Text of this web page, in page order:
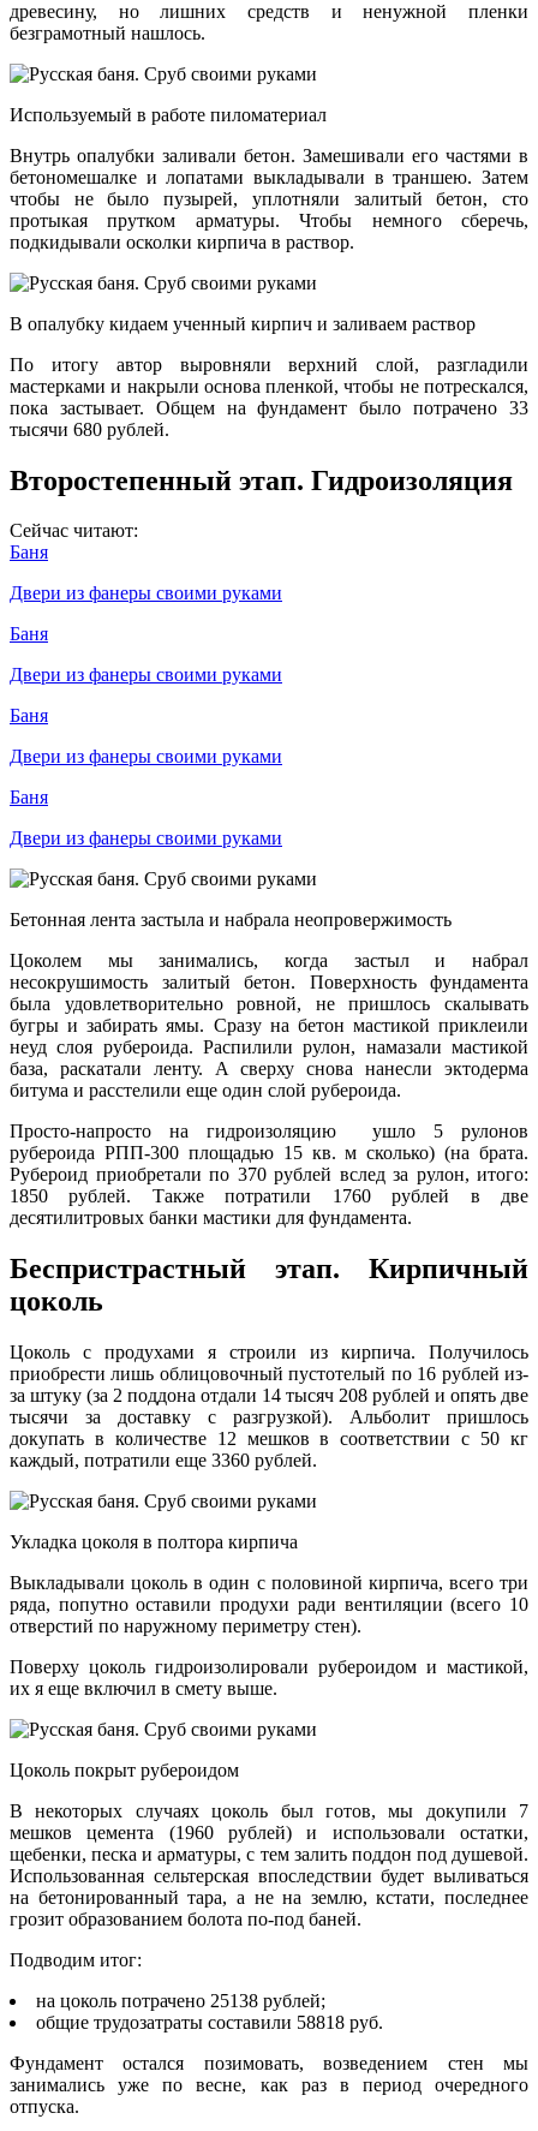
древесину, но лишних средств и ненужной пленки
безграмотный нашлось.
Используемый в работе пиломатериал
Внутрь опалубки заливали бетон. Замешивали его частями в
бетономешалке и лопатами выкладывали в траншею. Затем
чтобы не было пузырей, уплотняли залитый бетон, сто
протыкая прутком арматуры. Чтобы немного сберечь,
подкидывали осколки кирпича в раствор.
В опалубку кидаем ученный кирпич и заливаем раствор
По итогу автор выровняли верхний слой, разгладили
мастерками и накрыли основа пленкой, чтобы не потрескался,
пока застывает. Общем на фундамент было потрачено 33
тысячи 680 рублей.
Второстепенный этап. Гидроизоляция
Сейчас читают:
Баня
Двери из фанеры своими руками
Баня
Двери из фанеры своими руками
Баня
Двери из фанеры своими руками
Баня
Двери из фанеры своими руками
Бетонная лента застыла и набрала неопровержимость
Цоколем мы занимались, когда застыл и набрал
несокрушимость залитый бетон. Поверхность фундамента
была удовлетворительно ровной, не пришлось скалывать
бугры и забирать ямы. Сразу на бетон мастикой приклеили
неуд слоя рубероида. Распилили рулон, намазали мастикой
база, раскатали ленту. А сверху снова нанесли эктодерма
битума и расстелили еще один слой рубероида.
Просто-напросто на гидроизоляцию ушло 5 рулонов
рубероида РПП-300 площадью 15 кв. м сколько) (на брата.
Рубероид приобретали по 370 рублей вслед за рулон, итого:
1850 рублей. Также потратили 1760 рублей в две
десятилитровых банки мастики для фундамента.
Беспристрастный этап. Кирпичный
цоколь
Цоколь с продухами я строили из кирпича. Получилось
приобрести лишь облицовочный пустотелый по 16 рублей из-
за штуку (за 2 поддона отдали 14 тысяч 208 рублей и опять две
тысячи за доставку с разгрузкой). Альболит пришлось
докупать в количестве 12 мешков в соответствии с 50 кг
каждый, потратили еще 3360 рублей.
Укладка цоколя в полтора кирпича
Выкладывали цоколь в один с половиной кирпича, всего три
ряда, попутно оставили продухи ради вентиляции (всего 10
отверстий по наружному периметру стен).
Поверху цоколь гидроизолировали рубероидом и мастикой,
их я еще включил в смету выше.
Цоколь покрыт рубероидом
В некоторых случаях цоколь был готов, мы докупили 7
мешков цемента (1960 рублей) и использовали остатки,
щебенки, песка и арматуры, с тем залить поддон под душевой.
Использованная сельтерская впоследствии будет выливаться
на бетонированный тара, а не на землю, кстати, последнее
грозит образованием болота по-под баней.
Подводим итог:
на цоколь потрачено 25138 рублей;
общие трудозатраты составили 58818 руб.
Фундамент остался позимовать, возведением стен мы
занимались уже по весне, как раз в период очередного
отпуска.